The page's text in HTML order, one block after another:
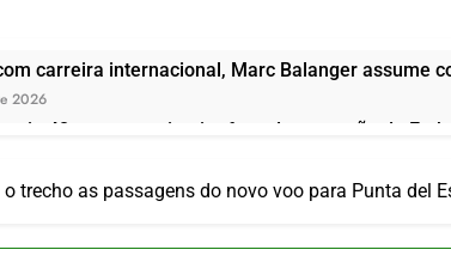
carreira internacional, Marc Balanger assume
2026
42 rotas na primeira fase de operação do
voos diretos entre Porto Alegre e Montevidéu em
Serra Catarinense: Região do Salto Caveiras
trecho as passagens do novo voo para Punta del